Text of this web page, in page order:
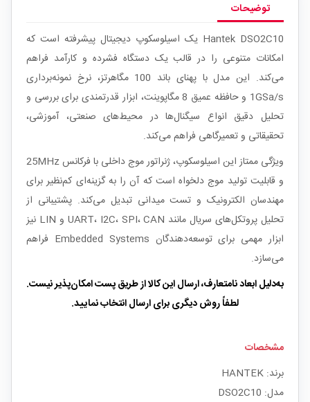
توضیحات
Hantek DSO2C10 یک اسیلوسکوپ دیجیتال پیشرفته است که
امکانات متنوعی را در قالب یک دستگاه فشرده و کارآمد فراهم
می‌کند. این مدل با پهنای باند 100 مگاهرتز، نرخ نمونه‌برداری
1GSa/s و حافظه عمیق 8 مگاپوینت، ابزار قدرتمندی برای بررسی و
تحلیل دقیق انواع سیگنال‌ها در محیط‌های صنعتی، آموزشی،
تحقیقاتی و تعمیرگاهی فراهم می‌کند.
ویژگی ممتاز این اسیلوسکوپ، ژنراتور موج داخلی با فرکانس 25MHz
و قابلیت تولید موج دلخواه است که آن را به گزینه‌ای کم‌نظیر برای
مهندسان الکترونیک و تست میدانی تبدیل می‌کند. پشتیبانی از
تحلیل پروتکل‌های سریال مانند UART، I2C، SPI، CAN و LIN نیز
ابزار مهمی برای توسعه‌دهندگان Embedded Systems فراهم
می‌سازد.
به‌دلیل ابعاد نامتعارف، ارسال این کالا از طریق پست امکان‌پذیر نیست.
لطفاً روش دیگری برای ارسال انتخاب نمایید.
مشخصات
برند: HANTEK
مدل: DSO2C10